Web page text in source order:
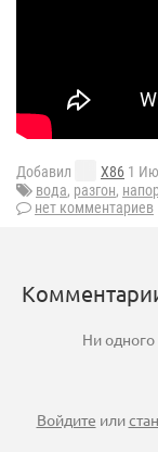
Добавил X86 1
вода, разгон,
нет комментариев
Ни
Войдите или